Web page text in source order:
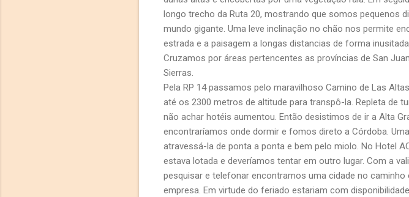
longo trecho da Ruta 20, mostrando que somos pequenos
mundo gigante. Uma leve inclinação no chão nos permite
estrada e a paisagem a longas distancias de forma
Cruzamos por áreas pertencentes as províncias de San
Sierras.
Pela RP 14 passamos pelo maravilhoso Camino de Las
até os 2300 metros de altitude para transpô-la. Repleta de
não achar hotéis aumentou. Então desistimos de ir a Alta
encontraríamos onde dormir e fomos direto a Córdoba.
atravessá-la de ponta a ponta e bem pelo miolo. No Hotel
estava lotada e deveríamos tentar em outro lugar. Com a
pesquisar e telefonar encontramos uma cidade no
empresa. Em virtude do feriado estariam com